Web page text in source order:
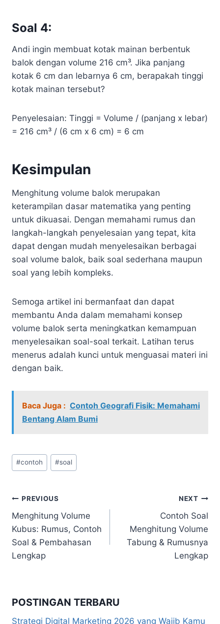
Soal 4:
Andi ingin membuat kotak mainan berbentuk
balok dengan volume 216 cm³. Jika panjang
kotak 6 cm dan lebarnya 6 cm, berapakah tinggi
kotak mainan tersebut?
Penyelesaian: Tinggi = Volume / (panjang x lebar)
= 216 cm³ / (6 cm x 6 cm) = 6 cm
Kesimpulan
Menghitung volume balok merupakan
keterampilan dasar matematika yang penting
untuk dikuasai. Dengan memahami rumus dan
langkah-langkah penyelesaian yang tepat, kita
dapat dengan mudah menyelesaikan berbagai
soal volume balok, baik soal sederhana maupun
soal yang lebih kompleks.
Semoga artikel ini bermanfaat dan dapat
membantu Anda dalam memahami konsep
volume balok serta meningkatkan kemampuan
menyelesaikan soal-soal terkait. Latihan terus
menerus adalah kunci untuk menguasai materi ini
dengan baik.
Baca Juga : Contoh Geografi Fisik: Memahami
Bentang Alam Bumi
Post
Tags:
#contoh #soal
Navigasi
pos
PREVIOUS
Menghitung Volume
Kubus: Rumus, Contoh
Soal & Pembahasan
Lengkap
NEXT
Contoh Soal
Menghitung Volume
Tabung & Rumusnya
Lengkap
POSTINGAN TERBARU
Strategi Digital Marketing 2026 yang Wajib Kamu